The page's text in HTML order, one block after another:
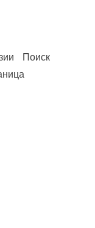
Поиск